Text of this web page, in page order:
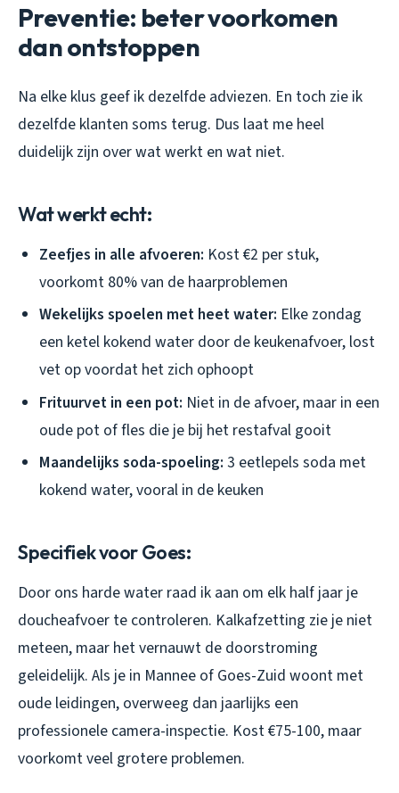
Preventie: beter voorkomen
dan ontstoppen
Na elke klus geef ik dezelfde adviezen. En toch zie ik
dezelfde klanten soms terug. Dus laat me heel
duidelijk zijn over wat werkt en wat niet.
Wat werkt echt:
Zeefjes in alle afvoeren: Kost €2 per stuk,
voorkomt 80% van de haarproblemen
Wekelijks spoelen met heet water: Elke zondag
een ketel kokend water door de keukenafvoer, lost
vet op voordat het zich ophoopt
Frituurvet in een pot: Niet in de afvoer, maar in een
oude pot of fles die je bij het restafval gooit
Maandelijks soda-spoeling: 3 eetlepels soda met
kokend water, vooral in de keuken
Specifiek voor Goes:
Door ons harde water raad ik aan om elk half jaar je
doucheafvoer te controleren. Kalkafzetting zie je niet
meteen, maar het vernauwt de doorstroming
geleidelijk. Als je in Mannee of Goes-Zuid woont met
oude leidingen, overweeg dan jaarlijks een
professionele camera-inspectie. Kost €75-100, maar
voorkomt veel grotere problemen.